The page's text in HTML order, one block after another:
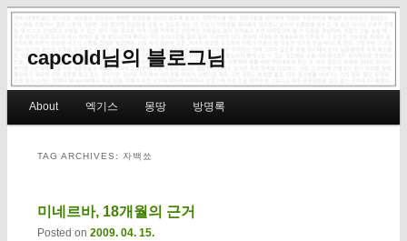
capcold님의 블로그님
Skip to primary content
Skip to secondary content
About 엑기스 몽땅 방명록
TAG ARCHIVES: 자백쑈
미네르바, 18개월의 근거
Posted on 2009. 04. 15.